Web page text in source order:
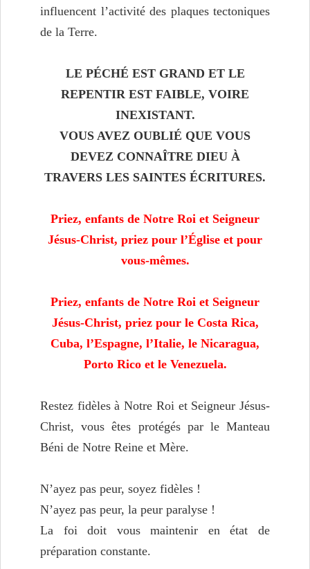
influencent l’activité des plaques tectoniques
de la Terre.
LE PÉCHÉ EST GRAND ET LE
REPENTIR EST FAIBLE, VOIRE
INEXISTANT.
VOUS AVEZ OUBLIÉ QUE VOUS
DEVEZ CONNAÎTRE DIEU À
TRAVERS LES SAINTES ÉCRITURES.
Priez, enfants de Notre Roi et Seigneur
Jésus-Christ, priez pour l’Église et pour
vous-mêmes.
Priez, enfants de Notre Roi et Seigneur
Jésus-Christ, priez pour le Costa Rica,
Cuba, l’Espagne, l’Italie, le Nicaragua,
Porto Rico et le Venezuela.
Restez fidèles à Notre Roi et Seigneur Jésus-
Christ, vous êtes protégés par le Manteau
Béni de Notre Reine et Mère.
N’ayez pas peur, soyez fidèles !
N’ayez pas peur, la peur paralyse !
La foi doit vous maintenir en état de
préparation constante.